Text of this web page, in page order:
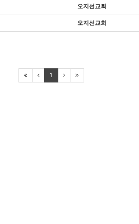
오지선교회
오지선교회
1